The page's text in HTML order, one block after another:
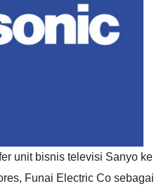
unit bisnis televisi Sanyo ke
Funai Electric Co sebagai